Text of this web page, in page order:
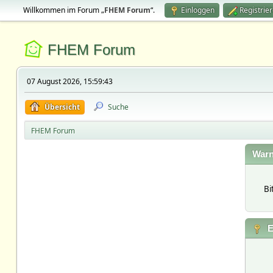
Willkommen im Forum „FHEM Forum“. Einloggen
FHEM Forum
07 August 2026, 15:59:43
Übersicht Suche
FHEM Forum